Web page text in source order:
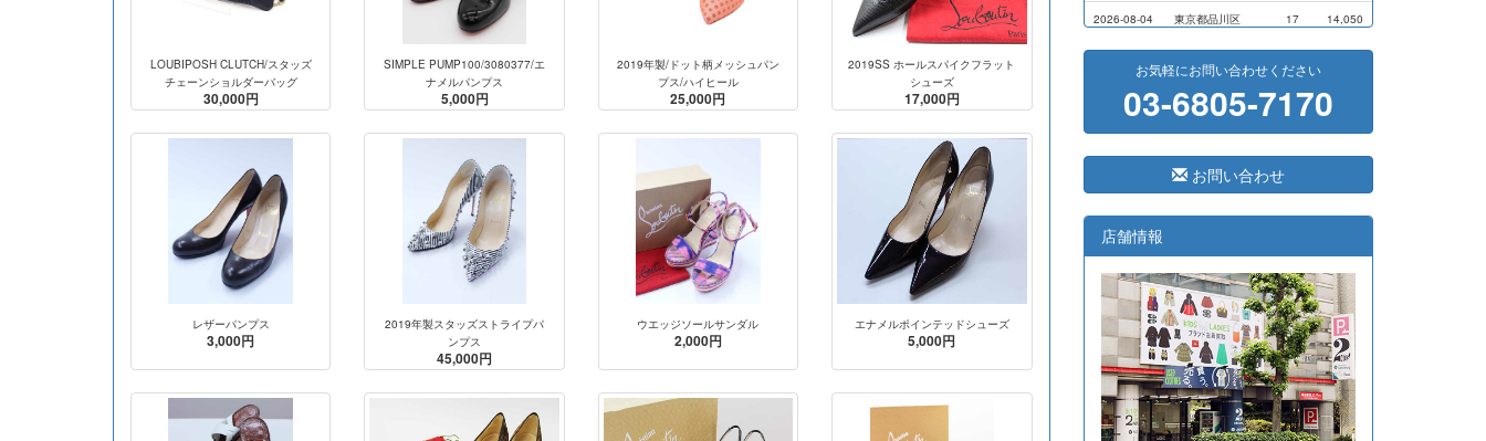
LOUBIPOSH CLUTCH/スタッズ
チェーンショルダーバッグ
30,000円
SIMPLE PUMP100/3080377/エ
ナメルパンプス
5,000円
2019年製/ドット柄メッシュパン
プス/ハイヒール
25,000円
2019SS ホールスパイクフラット
シューズ
17,000円
レザーパンプス
3,000円
2019年製スタッズストライプパ
ンプス
45,000円
ウエッジソールサンダル
2,000円
エナメルポインテッドシューズ
5,000円
2026-08-04 東京都品川区 17 14,050
2026-08-03 横浜市磯子区 11 7,000
2026-07-28 横浜市港南区 14 13,720
2026-07-24 横浜市西区 8 17,500
2026-07-23 大阪府藤井寺市 41 291,400
2026-07-23 岐阜県大垣市 33 33,300
2026-07-21 東京都品川区 10 10,800
2026-07-17 広島県福山市 16 5,350
2026-07-16 東京都江東区 8 11,510
2026-07-16 東京都杉並区 21 18,500
お気軽にお問い合わせください
03-6805-7170
お問い合わせ
店舗情報